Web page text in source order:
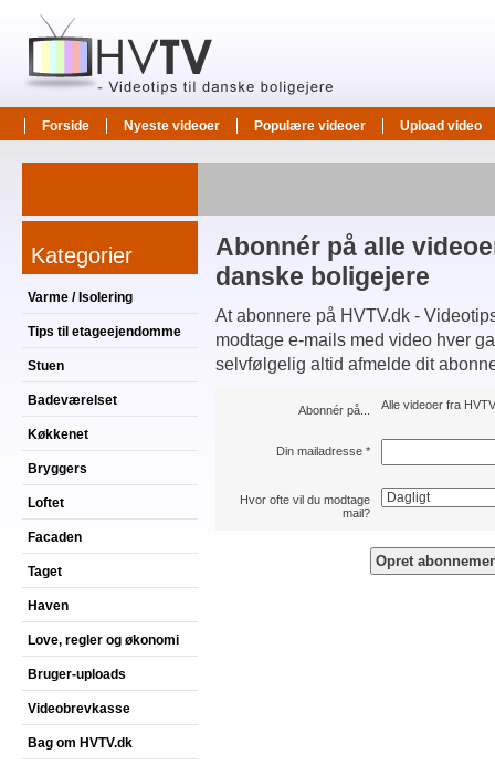
Forside Nyeste videoer Populære videoer Upload video
Kategorier
Varme / Isolering
Tips til etageejendomme
Stuen
Badeværelset
Køkkenet
Bryggers
Loftet
Facaden
Taget
Haven
Love, regler og økonomi
Bruger-uploads
Videobrevkasse
Bag om HVTV.dk
Abonnér på alle
danske boligejere
At abonnere på HVTV.dk -
modtage e-mails med video hver
selvfølgelig altid afmelde dit
Abonnér på... Alle videoer fra
Din mailadresse *
Hvor ofte vil du modtage
mail?